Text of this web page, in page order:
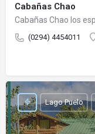
Cabañas Chao
(0294) 4454011
Lago Puelo